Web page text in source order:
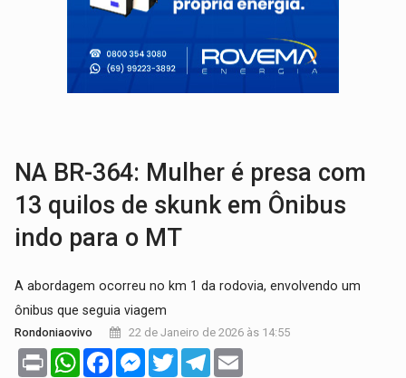
MATERIAL:Brasil tem grandes reservas de urânio, mas produz pouco e
VÍDEO:Serpente capturada na fábrica da Coca-Cola é
NA BR-364: Mulher é presa com
13 quilos de skunk em Ônibus
indo para o MT
A abordagem ocorreu no km 1 da rodovia, envolvendo um
ônibus que seguia viagem
Rondoniaovivo 22 de Janeiro de 2026 às 14:55
Print WhatsAppFacebookMessenger
TwitterTelegram